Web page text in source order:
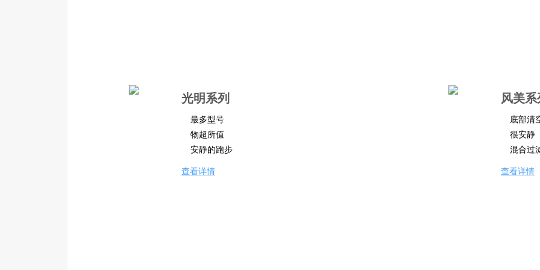
光明系列
最多型号
物超所值
安静的跑步
查看详情
风美系
底部清
很安静
混合过
查看详情